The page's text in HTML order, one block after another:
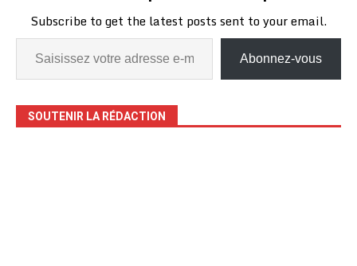
Subscribe to get the latest posts sent to your email.
Abonnez-vous
SOUTENIR LA RÉDACTION